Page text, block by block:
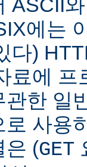
ASCII
에는
다)
료에
관한 일
로 사용
은 (GET